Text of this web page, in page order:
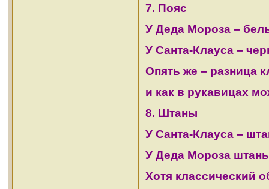
7. Пояс
У Деда Мороза –
У Санта-Клауса –
Опять же – разница
и как в рукавицах
8. Штаны
У Санта-Клауса –
У Деда Мороза
Хотя классический